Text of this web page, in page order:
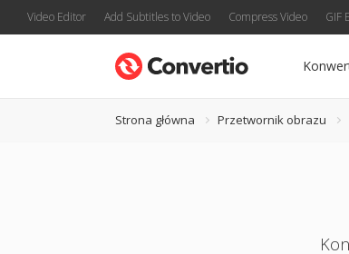
Video Editor Add Subtitles to Video Compress Video GIF
Strona główna Przetwornik obrazu